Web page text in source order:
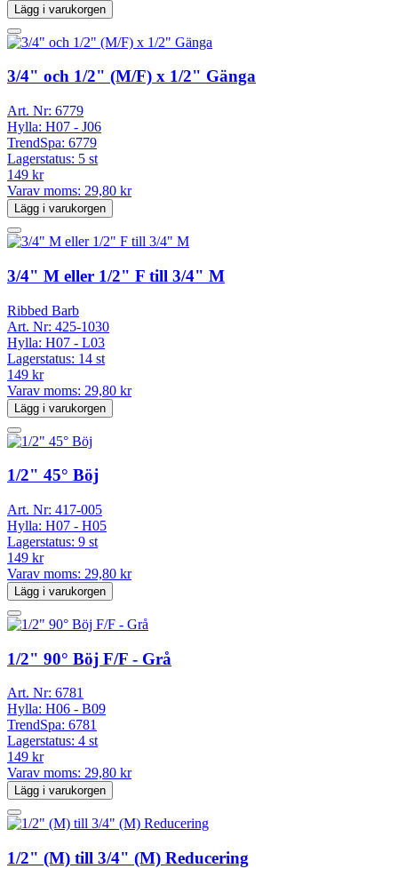
Lägg i varukorgen
3/4" och 1/2" (M/F) x 1/2" Gänga
Art. Nr: 6779
Hylla: H07 - J06
TrendSpa: 6779
Lagerstatus: 5 st
149 kr
Varav moms: 29,80 kr
Lägg i varukorgen
3/4" M eller 1/2" F till 3/4" M
Ribbed Barb
Art. Nr: 425-1030
Hylla: H07 - L03
Lagerstatus: 14 st
149 kr
Varav moms: 29,80 kr
Lägg i varukorgen
1/2" 45° Böj
Art. Nr: 417-005
Hylla: H07 - H05
Lagerstatus: 9 st
149 kr
Varav moms: 29,80 kr
Lägg i varukorgen
1/2" 90° Böj F/F - Grå
Art. Nr: 6781
Hylla: H06 - B09
TrendSpa: 6781
Lagerstatus: 4 st
149 kr
Varav moms: 29,80 kr
Lägg i varukorgen
1/2" (M) till 3/4" (M) Reducering